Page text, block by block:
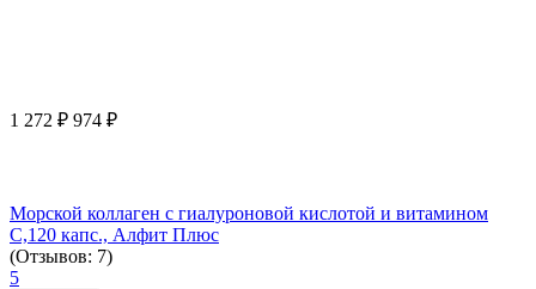
1 272 ₽ 974 ₽
Морской коллаген с гиалуроновой кислотой и витамином
С,120 капс., Алфит Плюс
(Отзывов: 7)
5